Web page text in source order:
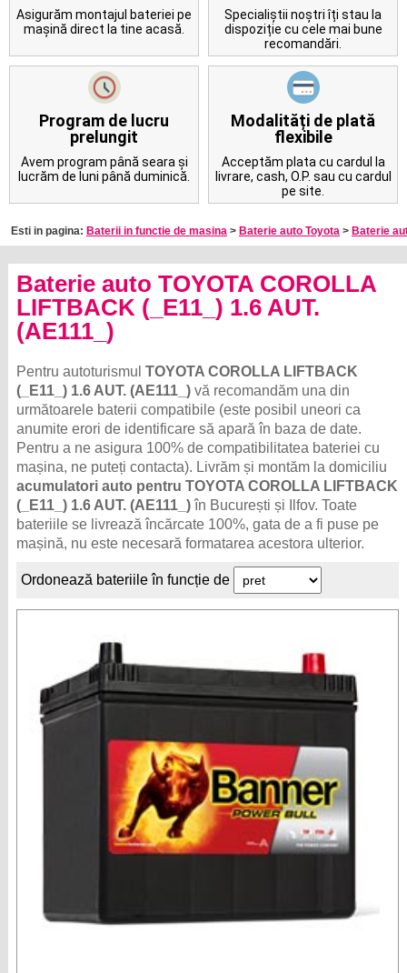
Contact
Asigurăm montajul bateriei pe
mașină direct la tine acasă.
Specialiștii noștri îți stau la
dispoziție cu cele mai bune
recomandări.
Program de lucru
prelungit
Avem program până seara și
lucrăm de luni până duminică.
Modalități de plată
flexibile
Acceptăm plata cu cardul la
livrare, cash, O.P. sau cu cardul
pe site.
Esti in pagina: Baterii in functie de masina > Baterie auto Toyota > Baterie
Baterie auto TOYOTA COROLLA
LIFTBACK (_E11_) 1.6 AUT.
(AE111_)
Pentru autoturismulTOYOTA COROLLA LIFTBACK
(_E11_) 1.6 AUT. (AE111_) vă recomandăm una din
următoarele baterii compatibile (este posibil uneori ca
anumite erori de identificare să apară în baza de date.
Pentru a ne asigura 100% de compatibilitatea bateriei cu
mașina, ne puteți contacta). Livrăm și montăm la domiciliu
acumulatori auto pentru TOYOTA COROLLA LIFTBACK
(_E11_) 1.6 AUT. (AE111_)în București și Ilfov. Toate
bateriile se livrează încărcate 100%, gata de a fi puse pe
mașină, nu este necesară formatarea acestora ulterior.
Ordonează bateriile în funcție de